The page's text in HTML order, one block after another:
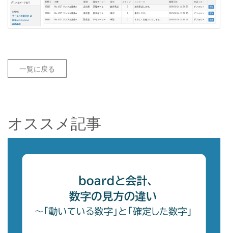
一覧に戻る
オススメ記事